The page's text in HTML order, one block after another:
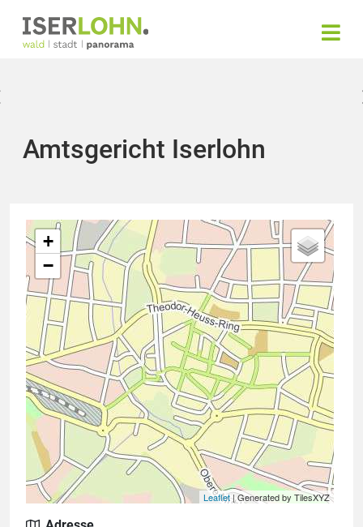
Amtsgericht Iserlohn
+
−
Leaflet| Generated by TilesXYZ